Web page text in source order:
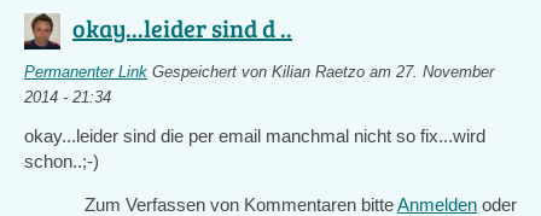
okay...leider sind d ..
Permanenter Link Gespeichert von Kilian Raetzo am 27. November
2014 - 21:34
okay...leider sind die per email manchmal nicht so fix...wird
schon..;-)
Zum Verfassen von Kommentaren bitteAnmelden oder